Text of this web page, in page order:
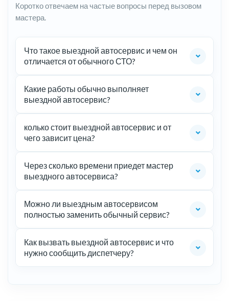
Коротко отвечаем на частые вопросы перед вызовом
мастера.
Что такое выездной автосервис и чем он
отличается от обычного СТО?
Какие работы обычно выполняет
выездной автосервис?
колько стоит выездной автосервис и от
чего зависит цена?
Через сколько времени приедет мастер
выездного автосервиса?
Можно ли выездным автосервисом
полностью заменить обычный сервис?
Как вызвать выездной автосервис и что
нужно сообщить диспетчеру?